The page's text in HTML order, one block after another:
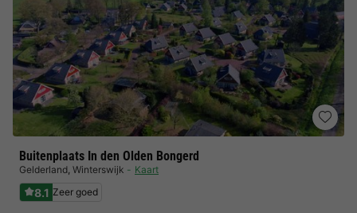
Buitenplaats In den Olden Bongerd
Gelderland, Winterswijk Kaart
8.1 Zeer goed